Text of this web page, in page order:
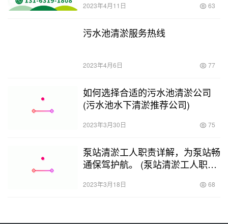
2023年4月11日 63
污水池清淤服务热线
2023年4月6日 77
如何选择合适的污水池清淤公司
(污水池水下清淤推荐公司)
2023年3月30日 75
泵站清淤工人职责详解，为泵站畅
通保驾护航。 (泵站清淤工人职责
2023年3月18日 68